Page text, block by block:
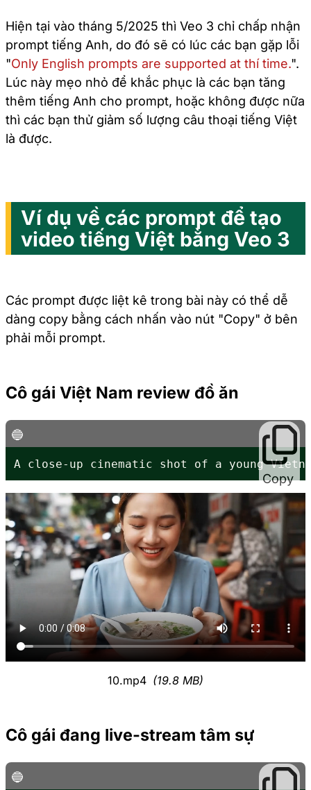
Hiện tại vào tháng 5/2025 thì Veo 3 chỉ chấp nhận
prompt tiếng Anh, do đó sẽ có lúc các bạn gặp lỗi
"Only English prompts are supported at thí time.".
Lúc này mẹo nhỏ để khắc phục là các bạn tăng
thêm tiếng Anh cho prompt, hoặc không được nữa
thì các bạn thử giảm số lượng câu thoại tiếng Việt
là được.
Ví dụ về các prompt để tạo
video tiếng Việt bằng Veo 3
Các prompt được liệt kê trong bài này có thể dễ
dàng copy bằng cách nhấn vào nút "Copy" ở bên
phải mỗi prompt.
Cô gái Việt Nam review đồ ăn
Copy
A close-up cinematic shot of a young
10.mp4 (19.8 MB)
Cô gái đang live-stream tâm sự